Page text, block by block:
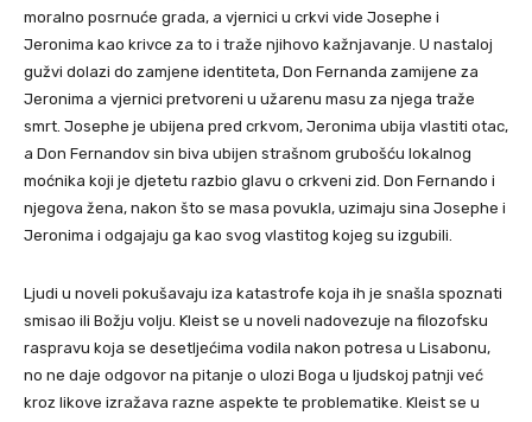
moralno posrnuće grada, a vjernici u crkvi vide Josephe i
Jeronima kao krivce za to i traže njihovo kažnjavanje. U nastaloj
gužvi dolazi do zamjene identiteta, Don Fernanda zamijene za
Jeronima a vjernici pretvoreni u užarenu masu za njega traže
smrt. Josephe je ubijena pred crkvom, Jeronima ubija vlastiti otac,
a Don Fernandov sin biva ubijen strašnom grubošću lokalnog
moćnika koji je djetetu razbio glavu o crkveni zid. Don Fernando i
njegova žena, nakon što se masa povukla, uzimaju sina Josephe i
Jeronima i odgajaju ga kao svog vlastitog kojeg su izgubili.
Ljudi u noveli pokušavaju iza katastrofe koja ih je snašla spoznati
smisao ili Božju volju. Kleist se u noveli nadovezuje na filozofsku
raspravu koja se desetljećima vodila nakon potresa u Lisabonu,
no ne daje odgovor na pitanje o ulozi Boga u ljudskoj patnji već
kroz likove izražava razne aspekte te problematike. Kleist se u